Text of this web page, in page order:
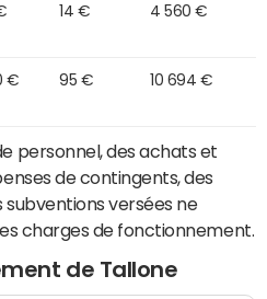
14 € 4 560 €
€ 95 € 10 694 €
personnel, des achats et
de contingents, des
versées ne
charges de fonctionnement.
de Tallone